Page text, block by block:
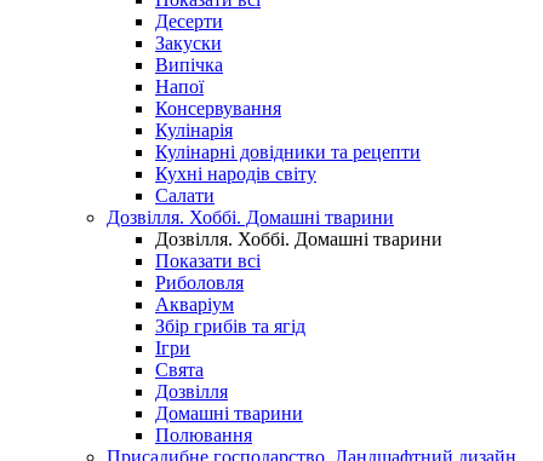
Десерти
Закуски
Випічка
Напої
Консервування
Кулінарія
Кулінарні довідники та рецепти
Кухні народів світу
Салати
Дозвілля. Хоббі. Домашні тварини
Дозвілля. Хоббі. Домашні тварини
Показати всі
Риболовля
Акваріум
Збір грибів та ягід
Ігри
Свята
Дозвілля
Домашні тварини
Полювання
Присадибне господарство. Ландшафтний дизайн